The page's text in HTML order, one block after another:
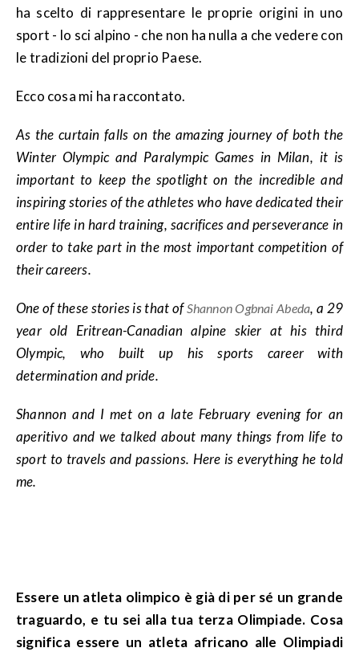
ha scelto di rappresentare le proprie origini in uno
sport - lo sci alpino - che non ha nulla a che vedere con
le tradizioni del proprio Paese.
Ecco cosa mi ha raccontato.
As the curtain falls on the amazing journey of both the
Winter Olympic and Paralympic Games in Milan, it is
important to keep the spotlight on the incredible and
inspiring stories of the athletes who have dedicated their
entire life in hard training, sacrifices and perseverance in
order to take part in the most important competition of
their careers.
One of these stories is that ofShannon Ogbnai Abeda, a 29
year old Eritrean-Canadian alpine skier at his third
Olympic, who built up his sports career with
determination and pride.
Shannon and I met on a late February evening for an
aperitivo and we talked about many things from life to
sport to travels and passions. Here is everything he told
me.
Essere un atleta olimpico è già di per sé un grande
traguardo, e tu sei alla tua terza Olimpiade. Cosa
significa essere un atleta africano alle Olimpiadi